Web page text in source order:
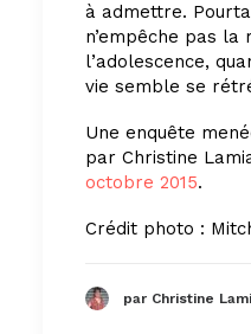
à admettre.
n’empêche pas
l’adolescence,
vie semble se
Une enquête
par Christine
octobre 2015.
Crédit photo :
par Christine